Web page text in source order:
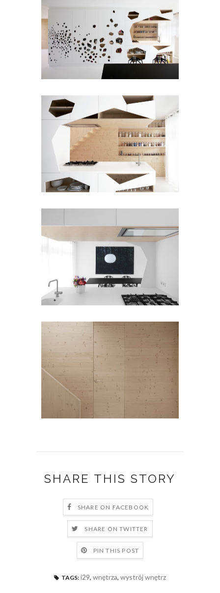
SHARE THIS STORY
SHARE ON FACEBOOK
SHARE ON TWITTER
PIN THIS POST
TAGS: i29, wnętrza, wystrój wnętrz